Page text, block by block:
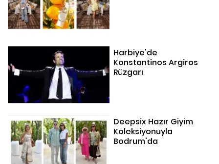
Harbiye'de
Konstantinos Argiros
Rüzgarı
Deepsix Hazır Giyim
Koleksiyonuyla
Bodrum'da